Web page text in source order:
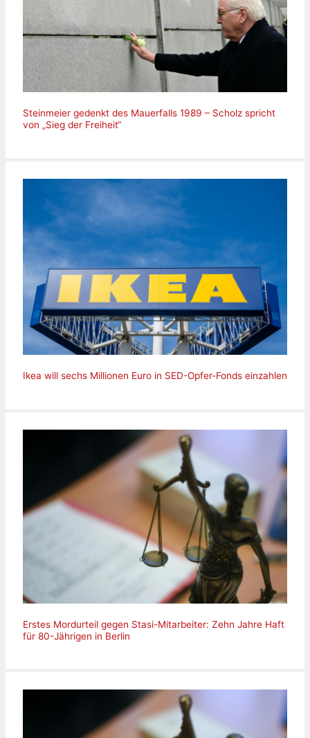
Steinmeier gedenkt des Mauerfalls 1989 – Scholz spricht
von „Sieg der Freiheit“
Ikea will sechs Millionen Euro in SED-Opfer-Fonds einzahlen
Erstes Mordurteil gegen Stasi-Mitarbeiter: Zehn Jahre Haft
für 80-Jährigen in Berlin